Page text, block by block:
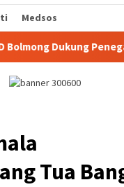
Medsos
Hukum,
Tua